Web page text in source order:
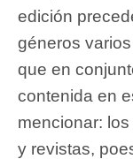
edición
géneros
que en
contenida en
mencionar:
y revistas,